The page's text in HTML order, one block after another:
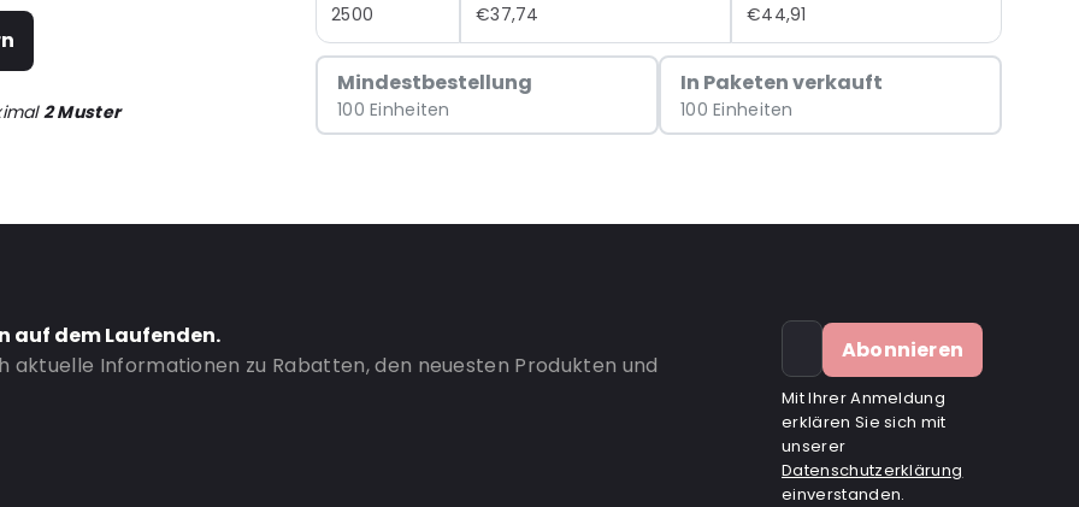
2500 €37,74 €44,91
Mindestbestellung
100 Einheiten
In Paketen verkauft
100 Einheiten
2 Muster
auf dem Laufenden.
aktuelle Informationen zu Rabatten, den neuesten Produkten und
Abonnieren
Mit Ihrer Anmeldung
erklären Sie sich mit
unserer
Datenschutzerklärung
einverstanden.